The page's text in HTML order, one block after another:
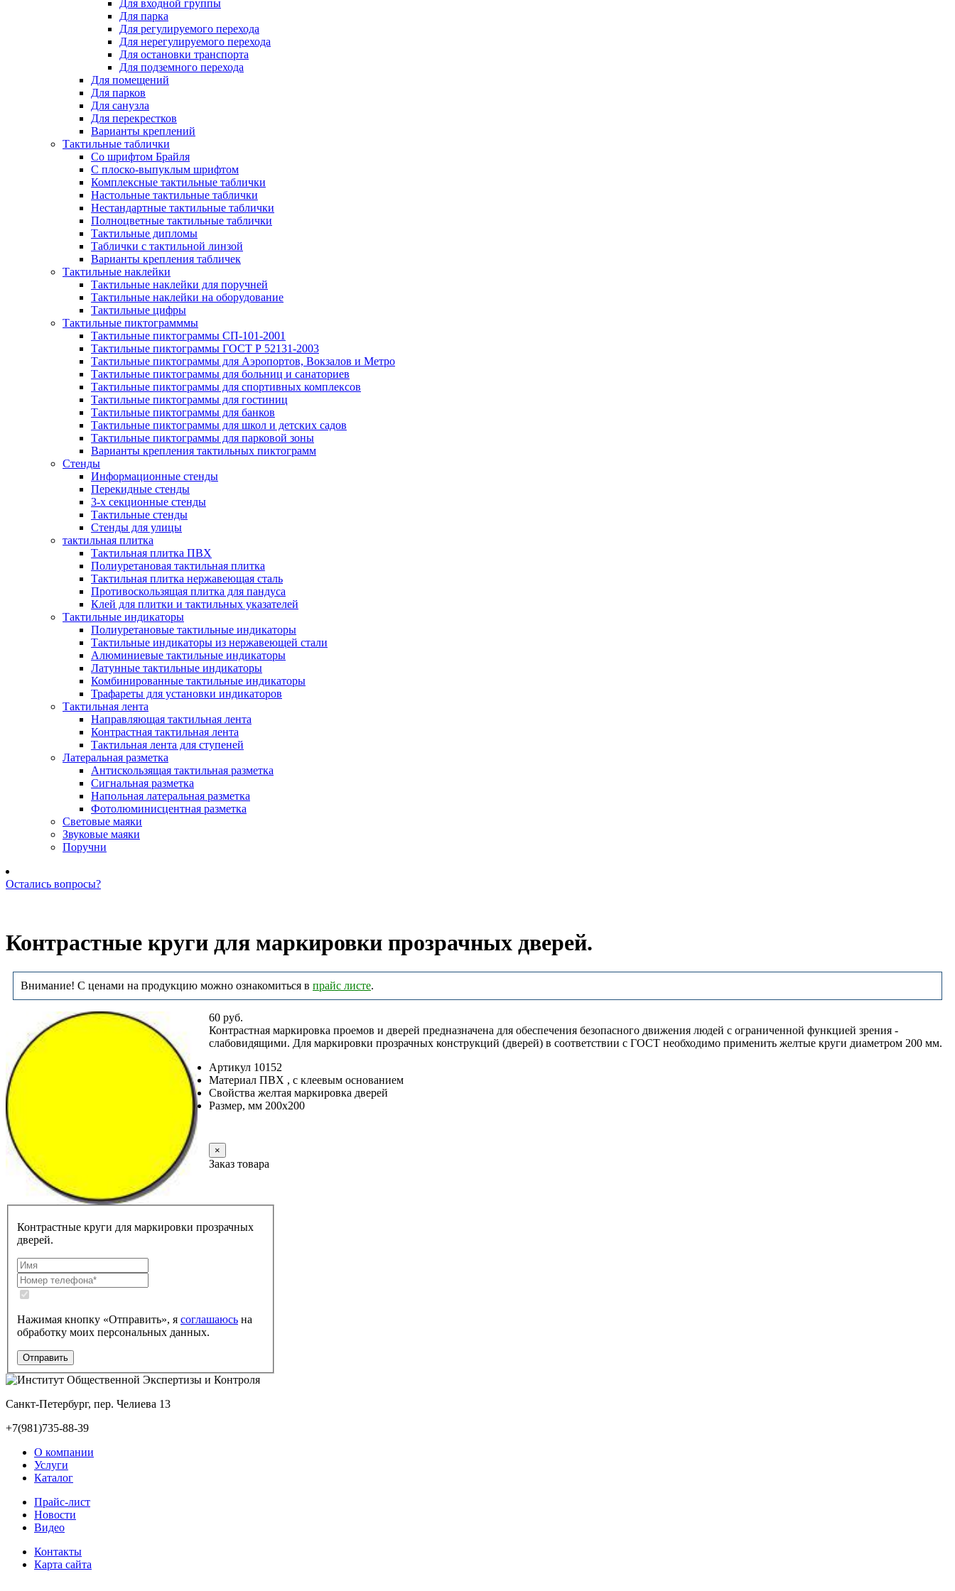
Для входной группы
Для парка
Для регулируемого перехода
Для нерегулируемого перехода
Для остановки транспорта
Для подземного перехода
Для помещений
Для парков
Для санузла
Для перекрестков
Варианты креплений
Тактильные таблички
Со шрифтом Брайля
С плоско-выпуклым шрифтом
Комплексные тактильные таблички
Настольные тактильные таблички
Нестандартные тактильные таблички
Полноцветные тактильные таблички
Тактильные дипломы
Таблички с тактильной линзой
Варианты крепления табличек
Тактильные наклейки
Тактильные наклейки для поручней
Тактильные наклейки на оборудование
Тактильные цифры
Тактильные пиктограмммы
Тактильные пиктограммы СП-101-2001
Тактильные пиктограммы ГОСТ Р 52131-2003
Тактильные пиктограммы для Аэропортов, Вокзалов и Метро
Тактильные пиктограммы для больниц и санаториев
Тактильные пиктограммы для спортивных комплексов
Тактильные пиктограммы для гостиниц
Тактильные пиктограммы для банков
Тактильные пиктограммы для школ и детских садов
Тактильные пиктограммы для парковой зоны
Варианты крепления тактильных пиктограмм
Стенды
Информационные стенды
Перекидные стенды
3-х секционные стенды
Тактильные стенды
Стенды для улицы
тактильная плитка
Тактильная плитка ПВХ
Полиуретановая тактильная плитка
Тактильная плитка нержавеющая сталь
Противоскользящая плитка для пандуса
Клей для плитки и тактильных указателей
Тактильные индикаторы
Полиуретановые тактильные индикаторы
Тактильные индикаторы из нержавеющей стали
Алюминиевые тактильные индикаторы
Латунные тактильные индикаторы
Комбинированные тактильные индикаторы
Трафареты для установки индикаторов
Тактильная лента
Направляющая тактильная лента
Контрастная тактильная лента
Тактильная лента для ступеней
Латеральная разметка
Антискользящая тактильная разметка
Сигнальная разметка
Напольная латеральная разметка
Фотолюминисцентная разметка
Световые маяки
Звуковые маяки
Поручни
Остались вопросы?
Контрастные круги для маркировки прозрачных дверей.
Внимание! С ценами на продукцию можно ознакомиться в прайс листе.
60 руб.
Контрастная маркировка проемов и дверей предназначена для обеспечения безопасного движения людей с ограниченной функцией зрения -
слабовидящими. Для маркировки прозрачных конструкций (дверей) в соответствии с ГОСТ необходимо применить желтые круги диаметром 200 мм.
Артикул 10152
Материал ПВХ , с клеевым основанием
Свойства желтая маркировка дверей
Размер, мм 200х200
×
Заказ товара
Контрастные круги для маркировки прозрачных
дверей.
Нажимая кнопку «Отправить», я соглашаюсь на
обработку моих персональных данных.
Санкт-Петербург, пер. Челиева 13
+7(981)735-88-39
О компании
Услуги
Каталог
Прайс-лист
Новости
Видео
Контакты
Карта сайта